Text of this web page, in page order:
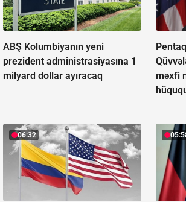
ABŞ Kolumbiyanın yeni
prezident administrasiyasına 1
milyard dollar ayıracaq
məxfi
06:32